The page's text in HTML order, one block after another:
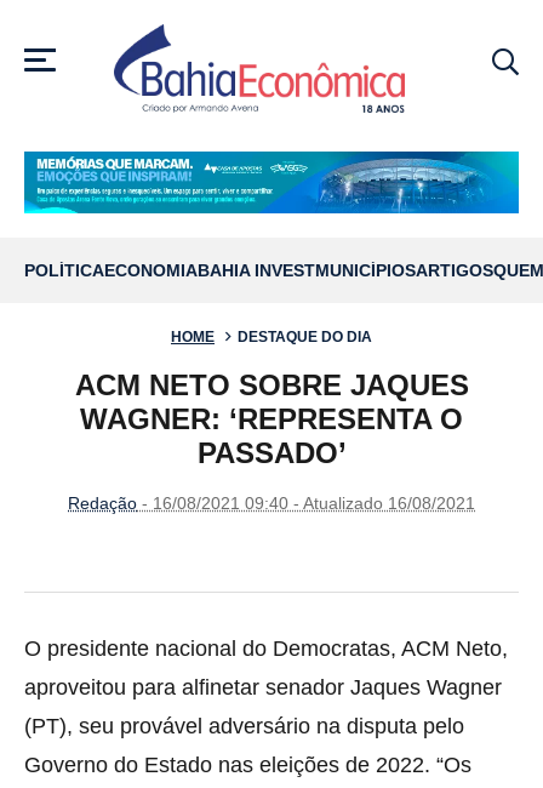
MENU
POLÍTICAECONOMIABAHIA INVESTMUNICÍPIOSARTIGOS
HOME DESTAQUE DO DIA
ACM NETO SOBRE JAQUES
WAGNER: ‘REPRESENTA O
PASSADO’
Redação - 16/08/2021 09:40 - Atualizado 16/08/2021
O presidente nacional do Democratas, ACM Neto,
aproveitou para alfinetar senador Jaques Wagner
(PT), seu provável adversário na disputa pelo
Governo do Estado nas eleições de 2022. “Os